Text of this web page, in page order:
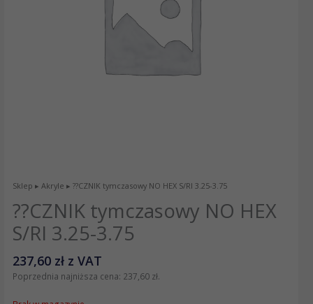
Sklep ▸Akryle ▸ ??CZNIK tymczasowy NO HEX S/RI 3.25-3.75
??CZNIK tymczasowy NO HEX
S/RI 3.25-3.75
237,60 zł z VAT
Poprzednia najniższa cena: 237,60 zł.